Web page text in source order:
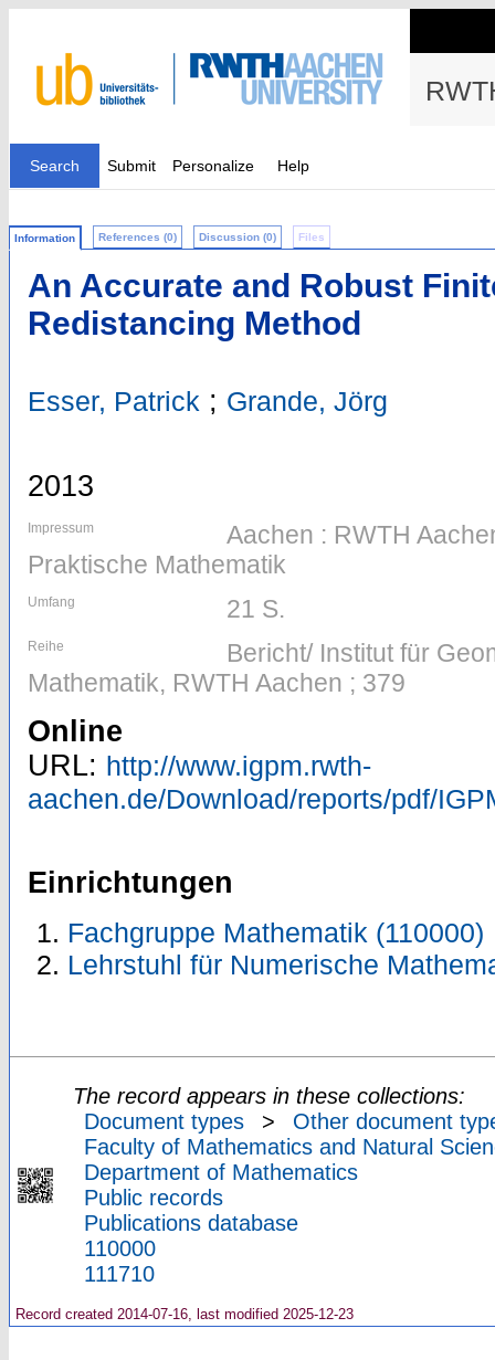
Search Submit Personalize Help
Information References (0) Discussion (0) Files
An Accurate and Robust
Redistancing Method
Esser, Patrick ; Grande, Jörg
2013
Impressum
Aachen : RWTH
Praktische Mathematik
Umfang 21 S.
Reihe
Bericht/ Institut für
Mathematik, RWTH Aachen ; 379
Online
URL: http://www.igpm.rwth-
aachen.de/Download/reports/pdf/
Einrichtungen
Fachgruppe Mathematik (110000)
Lehrstuhl für Numerische
The record appears in these collections:
Document types
>
Other document
Faculty of Mathematics and Natural
Department of Mathematics
Public records
Publications database
110000
111710
Record created 2014-07-16, last modified 2025-12-23